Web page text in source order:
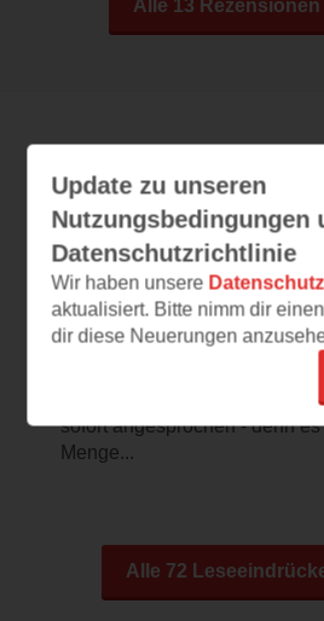
Alle 13
tiptoi® Wieso? Weshalb?
Faszinierende Fahrzeuge
26.07.2026 – 21:26
Einsteigen in die Welt
Das Cover des neuen Tiptoi
sofort angesprochen - denn
Menge...
Alle 72
Update zu unseren
Nutzungsbedingungen
Datenschutzrichtlinie
Wir haben unsere
aktualisiert. Bitte nimm dir
dir diese Neuerungen